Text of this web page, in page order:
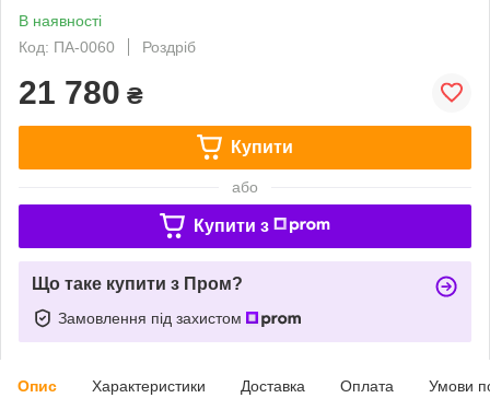
В наявності
Код: ПА-0060
Роздріб
21 780 ₴
Купити
або
Купити з
Що таке купити з Пром?
Замовлення під захистом
Опис Характеристики Доставка Оплата Умови